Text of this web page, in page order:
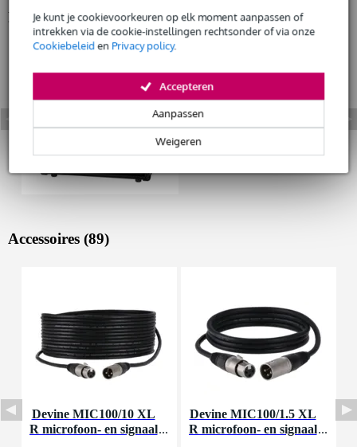
Je kunt je cookievoorkeuren op elk moment aanpassen of
intrekken via de cookie-instellingen rechtsonder of via onze
Cookiebeleiden Privacy policy.
Weigeren
Aanpassen
Accepteren
Bekijk ook eens (1)
Accessoires (89)
Devine MIC100/10 XL
R microfoon- en signaal
Devine MIC100/1.5 XL
R microfoon- en signaal